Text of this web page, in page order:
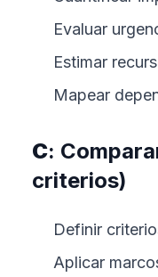
Evaluar
Estimar
Mapear
C:
criterios)
Definir
Aplicar